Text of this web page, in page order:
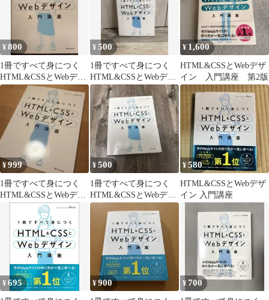
¥800
1冊ですべて身につく
HTML&CSSとWebデザ
イン入門講座
¥500
1冊ですべて身につく
HTML&CSSとWebデザ
イン入門講座
¥ 1,600
HTML&CSSとWebデザ
イン 入門講座 第2版
¥999
1冊ですべて身につく
HTML&CSSとWebデザ
イン入門講座
¥500
1冊ですべて身につく
HTML&CSSとWebデザ
イン入門講座
¥580
HTML&CSSとWebデザ
イン 入門講座
¥695 ¥900 ¥700